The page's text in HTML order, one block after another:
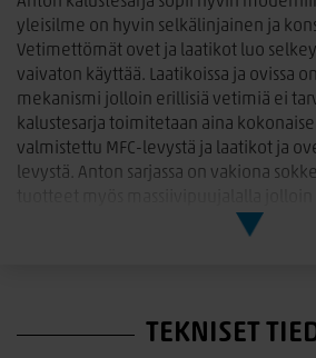
yleisilme on hyvin selkälinjainen ja
Vetimettömät ovet ja laatikot luo
vaivaton käyttää. Laatikoissa ja ovissa
mekanismi jolloin erillisiä vetimiä ei
kalustesarja toimitetaan aina
valmistettu MFC-levystä ja laatikot ja
levystä. Anton sarjassa on vakiona
kokonaiskorkeus kasvaa 8cm.
2 kirkasta lasiovea joiden takana 8
TEKNISET